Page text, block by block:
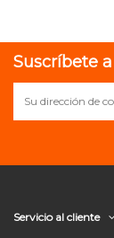
Suscríbete
Servicio al cliente